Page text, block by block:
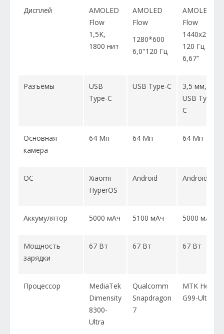
Дисплей
AMOLED
Flow
1,5K,
1800 нит
AMOLED
Flow
1280*600
6,0"120 Гц
AMOLED
Flow
1440x2960
120 Гц
6,67''
Разъёмы
USB
Type-C
USB Type-C
3,5 мм,
USB Type-
C
Основная
камера
64 Мп 64 Мп 64 Мп
ОС
Xiaomi
HyperOS
Android Android
Аккумулятор 5000 мАч 5100 мАч 5000 мАч
Мощность
зарядки
67 Вт 67 Вт 67 Вт
Процессор
MediaTek
Dimensity
8300-
Ultra
Qualcomm
Snapdragon
7
MTK Helio
G99-Ultra